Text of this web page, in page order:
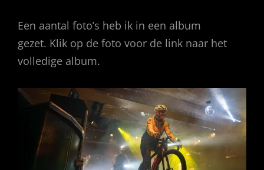
Een aantal foto’s heb ik in een album
gezet. Klik op de foto voor de link naar het
volledige album.